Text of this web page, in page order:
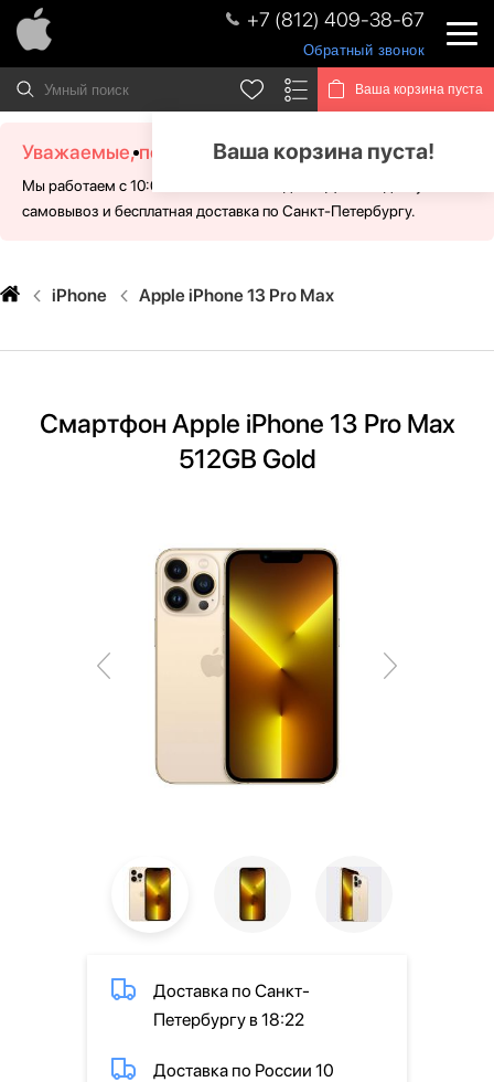
+7 (812) 409-38-67
Обратный звонок
Ваша корзина пуста
Ваша корзина пуста!
Уважаемые, посетители!
Мы работаем с 10:00 - 21:00 без выходных. Для Вас доступен
самовывоз и бесплатная доставка по Санкт-Петербургу.
iPhone Apple iPhone 13 Pro Max
Смартфон Apple iPhone 13 Pro Max
512GB Gold
Доставка по Санкт-
Петербургу в 18:22
Доставка по России 10